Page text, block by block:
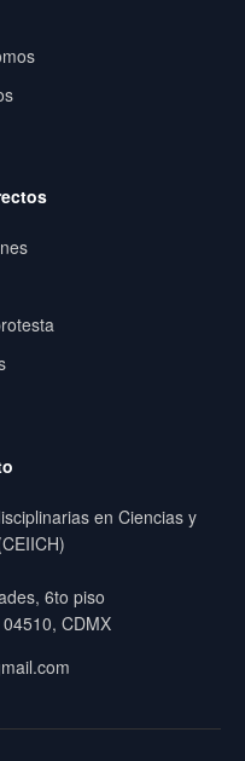
en Ciencias y
6to piso
CDMX